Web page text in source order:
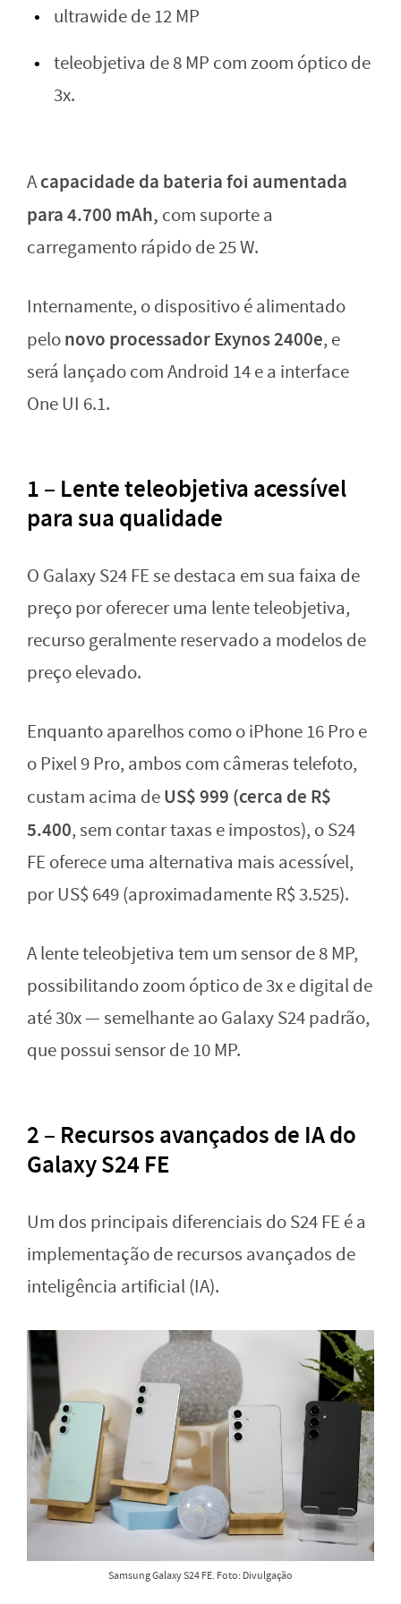
ultrawide de 12 MP
teleobjetiva de 8 MP com zoom óptico de
3x.
Acapacidade da bateria foi aumentada
para 4.700 mAh, com suporte a
carregamento rápido de 25 W.
Internamente, o dispositivo é alimentado
pelonovo processador Exynos 2400e, e
será lançado com Android 14 e a interface
One UI 6.1.
1 – Lente teleobjetiva acessível
para sua qualidade
O Galaxy S24 FE se destaca em sua faixa de
preço por oferecer uma lente teleobjetiva,
recurso geralmente reservado a modelos de
preço elevado.
Enquanto aparelhos como o iPhone 16 Pro e
o Pixel 9 Pro, ambos com câmeras telefoto,
custam acima deUS$ 999 (cerca de R$
5.400, sem contar taxas e impostos), o S24
FE oferece uma alternativa mais acessível,
por US$ 649 (aproximadamente R$ 3.525).
A lente teleobjetiva tem um sensor de 8 MP,
possibilitando zoom óptico de 3x e digital de
até 30x — semelhante ao Galaxy S24 padrão,
que possui sensor de 10 MP.
2 – Recursos avançados de IA do
Galaxy S24 FE
Um dos principais diferenciais do S24 FE é a
implementação de recursos avançados de
inteligência artificial (IA).
Samsung Galaxy S24 FE. Foto: Divulgação